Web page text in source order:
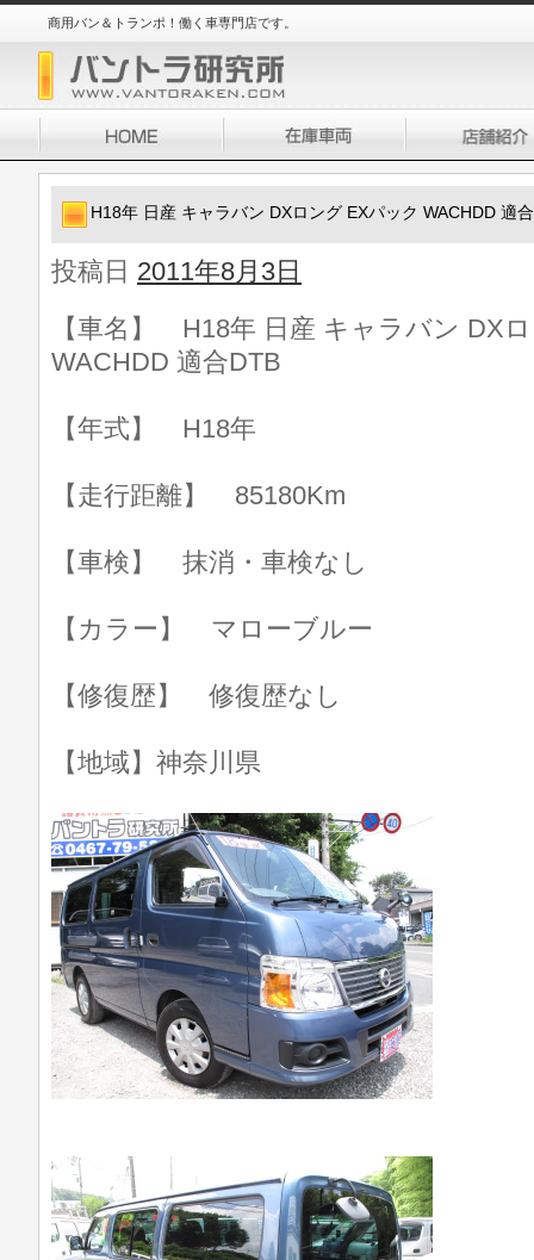
商用バン＆トランポ！働く車専門店です。
H18年 日産 キャラバン DXロング EXパック WACHDD 適
投稿日 2011年8月3日
【車名】 H18年 日産 キャラバン DX
WACHDD 適合DTB
【年式】 H18年
【走行距離】 85180Km
【車検】 抹消・車検なし
【カラー】 マローブルー
【修復歴】 修復歴なし
【地域】神奈川県